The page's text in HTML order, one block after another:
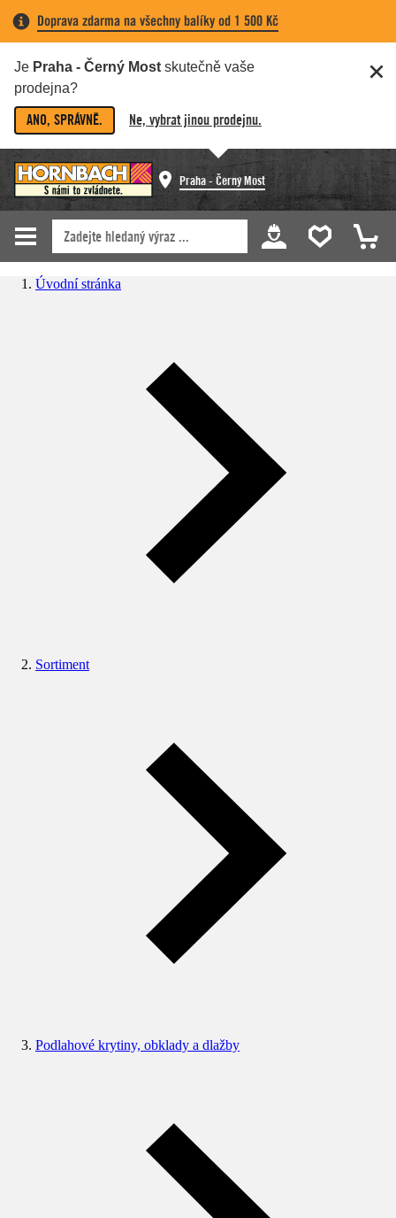
Doprava zdarma na všechny balíky od 1 500 Kč
Je Praha - Černý Most skutečně vaše
prodejna?
ANO, SPRÁVNĚ. Ne, vybrat jinou prodejnu.
Praha - Černý Most
Úvodní stránka
Sortiment
Podlahové krytiny, obklady a dlažby